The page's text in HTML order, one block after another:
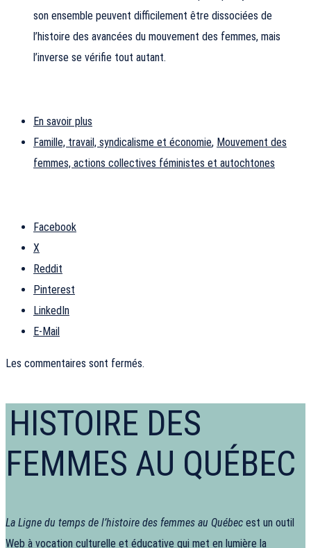
son ensemble peuvent difficilement être dissociées de
l’histoire des avancées du mouvement des femmes, mais
l’inverse se vérifie tout autant.
En savoir plus
Famille, travail, syndicalisme et économie, Mouvement des
femmes, actions collectives féministes et autochtones
Facebook
X
Reddit
Pinterest
LinkedIn
E-Mail
Les commentaires sont fermés.
HISTOIRE DES
FEMMES AU QUÉBEC
La Ligne du temps de l’histoire des femmes au Québec est un outil
Web à vocation culturelle et éducative qui met en lumière la